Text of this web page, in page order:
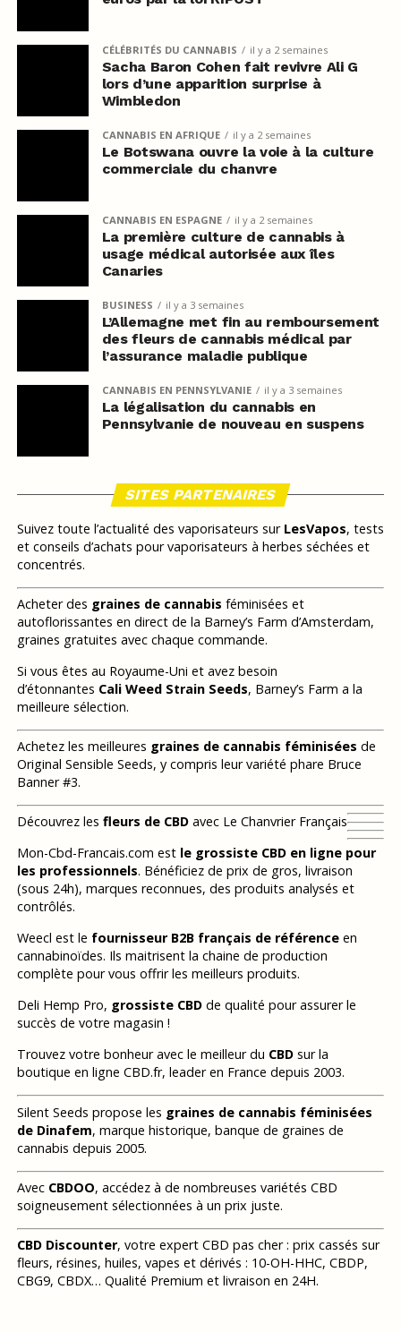
CÉLÉBRITÉS DU CANNABIS il y a 2 semaines
Sacha Baron Cohen fait revivre Ali G
lors d’une apparition surprise à
Wimbledon
CANNABIS EN AFRIQUE il y a 2 semaines
Le Botswana ouvre la voie à la culture
commerciale du chanvre
CANNABIS EN ESPAGNE il y a 2 semaines
La première culture de cannabis à
usage médical autorisée aux îles
Canaries
BUSINESS il y a 3 semaines
L’Allemagne met fin au remboursement
des fleurs de cannabis médical par
l’assurance maladie publique
CANNABIS EN PENNSYLVANIE il y a 3 semaines
La légalisation du cannabis en
Pennsylvanie de nouveau en suspens
SITES PARTENAIRES
Suivez toute l’actualité des vaporisateurs sur LesVapos, tests
et conseils d’achats pour vaporisateurs à herbes séchées et
concentrés.
Acheter des graines de cannabis féminisées et
autoflorissantes en direct de la Barney’s Farm d’Amsterdam,
graines gratuites avec chaque commande.
Si vous êtes au Royaume-Uni et avez besoin
d’étonnantes Cali Weed Strain Seeds, Barney’s Farm a la
meilleure sélection.
Achetez les meilleures graines de cannabis féminisées de
Original Sensible Seeds, y compris leur variété phare Bruce
Banner #3.
Découvrez les fleurs de CBDavec Le Chanvrier Français
Mon-Cbd-Francais.com est le grossiste CBD en ligne pour
les professionnels. Bénéficiez de prix de gros, livraison
(sous 24h), marques reconnues, des produits analysés et
contrôlés.
Weecl est le fournisseur B2B français de référenceen
cannabinoïdes. Ils maitrisent la chaine de production
complète pour vous offrir les meilleurs produits.
Deli Hemp Pro, grossiste CBDde qualité pour assurer le
succès de votre magasin !
Trouvez votre bonheur avec le meilleur du CBDsur la
boutique en ligne CBD.fr, leader en France depuis 2003.
Silent Seeds propose les graines de cannabis féminisées
de Dinafem, marque historique, banque de graines de
cannabis depuis 2005.
Avec CBDOO, accédez à de nombreuses variétés CBD
soigneusement sélectionnées à un prix juste.
CBD Discounter, votre expert CBD pas cher : prix cassés sur
fleurs, résines, huiles, vapes et dérivés : 10-OH-HHC, CBDP,
CBG9, CBDX… Qualité Premium et livraison en 24H.